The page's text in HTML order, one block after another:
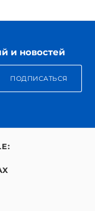
и новостей
ПОДПИСАТЬСЯ